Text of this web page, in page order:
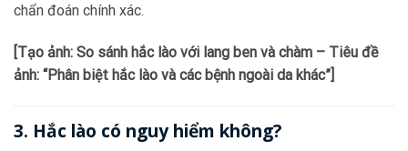
chẩn đoán chính xác.
[Tạo ảnh: So sánh hắc lào với lang ben và chàm – Tiêu đề
ảnh: “Phân biệt hắc lào và các bệnh ngoài da khác”]
3. Hắc lào có nguy hiểm không?